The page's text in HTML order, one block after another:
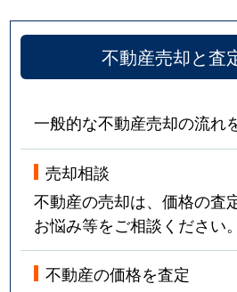
不動産売却と査
一般的な不動産売却の流れ
売却相談
不動産の売却は、価格の査
お悩み等をご相談ください。
不動産の価格を査定